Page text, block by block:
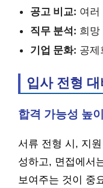
공고 비교: 여러
직무 분석: 희망
기업 문화: 공제
입사 전형 대
합격 가능성 높
서류 전형 시, 지
성하고, 면접에서
보여주는 것이 중